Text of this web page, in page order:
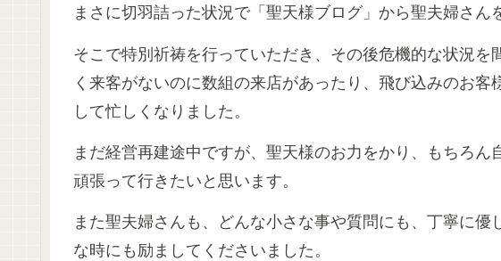
まさに切羽詰った状況で「聖天様ブログ」から聖夫婦さん
そこで特別祈祷を行っていただき、その後危機的な状況を
く来客がないのに数組の来店があったり、飛び込みのお客
して忙しくなりました。
まだ経営再建途中ですが、聖天様のお力をかり、もちろん
頑張って行きたいと思います。
また聖夫婦さんも、どんな小さな事や質問にも、丁寧に優
な時にも励ましてくださいました。